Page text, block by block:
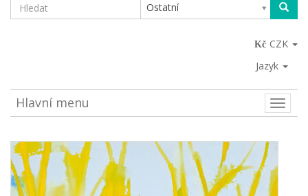
Ostatní
CZK
Jazyk
Toggle
Hlavní menu